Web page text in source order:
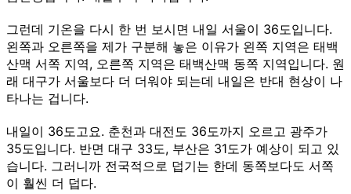
그런데 기온을 다시 한 번 보시면 내일 서울이 36도입니다.
왼쪽과 오른쪽을 제가 구분해 놓은 이유가 왼쪽 지역은 태백
산맥 서쪽 지역, 오른쪽 지역은 태백산맥 동쪽 지역입니다. 원
래 대구가 서울보다 더 더워야 되는데 내일은 반대 현상이 나
타나는 겁니다.
내일이 36도고요. 춘천과 대전도 36도까지 오르고 광주가
35도입니다. 반면 대구 33도, 부산은 31도가 예상이 되고 있
습니다. 그러니까 전국적으로 덥기는 한데 동쪽보다도 서쪽
이 훨씬 더 덥다.